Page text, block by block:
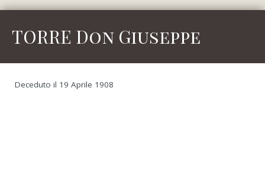
TORRE Don Giuseppe
Deceduto il 19 Aprile 1908